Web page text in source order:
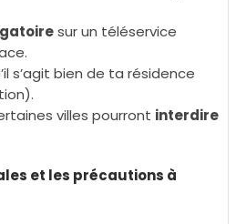
sur un téléservice
s’agit bien de ta résidence
villes pourront interdire
et les précautions à